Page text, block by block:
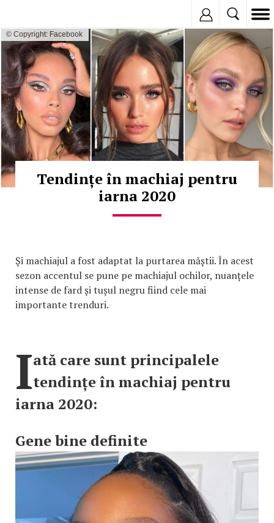
© Copyright: Facebook
Tendințe în machiaj pentru
iarna 2020
Și machiajul a fost adaptat la purtarea măștii. În acest
sezon accentul se pune pe machiajul ochilor, nuanțele
intense de fard și tușul negru fiind cele mai
importante trenduri.
Iată care sunt principalele
tendințe în machiaj pentru
iarna 2020:
Gene bine definite